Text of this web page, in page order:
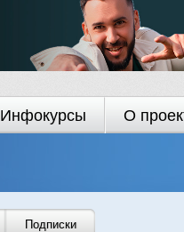
Инфокурсы О
Подписки